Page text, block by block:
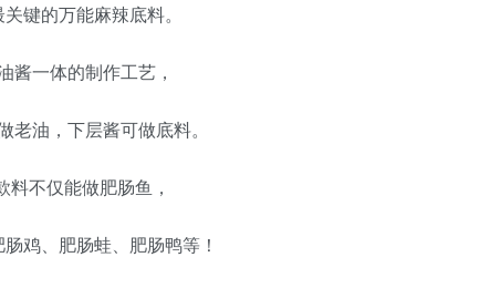
键的万能麻辣底料。
酱一体的制作工艺，
老油，下层酱可做底料。
料不仅能做肥肠鱼，
鸡、肥肠蛙、肥肠鸭等！